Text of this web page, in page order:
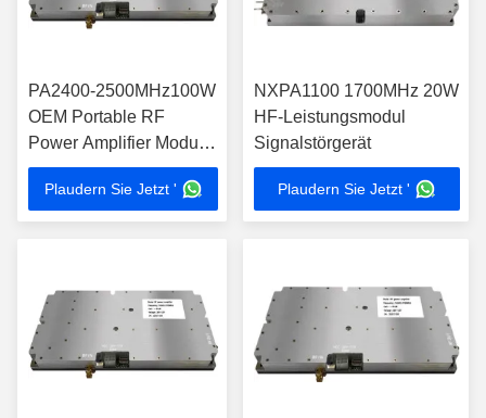
PA2400-2500MHz100W
OEM Portable RF
Power Amplifier Modul
Hochleistungs-Anti-
Drohnen-Anti-UAV-
System mit Zubehör
Plaudern Sie Jetzt '
NXPA1100 1700MHz 20W
HF-Leistungsmodul
Signalstörgerät
Plaudern Sie Jetzt '